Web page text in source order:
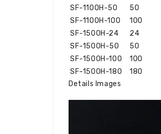
SF-1100H-50
50
SF-1100H-100
100
SF-1500H-24
24
SF-1500H-50
50
SF-1500H-100
100
SF-1500H-180
180
Details Images